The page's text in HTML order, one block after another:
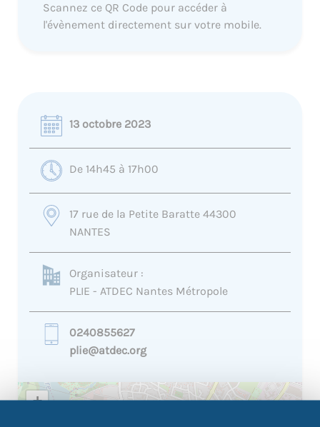
Scannez ce QR Code pour accéder à
l'évènement directement sur votre mobile.
13 octobre 2023
De 14h45 à 17h00
17 rue de la Petite Baratte 44300
NANTES
Organisateur :
PLIE - ATDEC Nantes Métropole
0240855627
plie@atdec.org
+